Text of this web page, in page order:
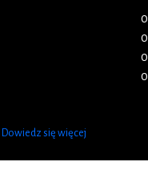
0
0
0
0
Dowiedz się więcej